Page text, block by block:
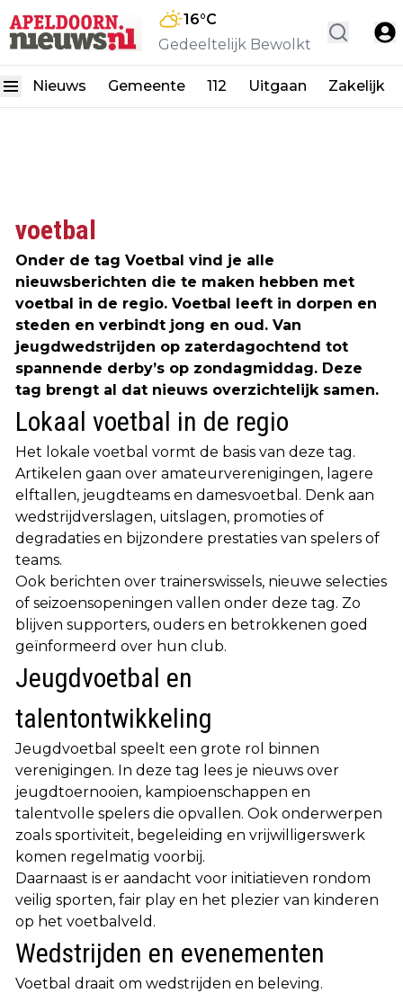
16°C
Gedeeltelijk Bewolkt
Nieuws Gemeente 112 Uitgaan Zakelijk
voetbal
Onder de tag Voetbal vind je alle
nieuwsberichten die te maken hebben met
voetbal in de regio. Voetbal leeft in dorpen en
steden en verbindt jong en oud. Van
jeugdwedstrijden op zaterdagochtend tot
spannende derby’s op zondagmiddag. Deze
tag brengt al dat nieuws overzichtelijk samen.
Lokaal voetbal in de regio
Het lokale voetbal vormt de basis van deze tag.
Artikelen gaan over amateurverenigingen, lagere
elftallen, jeugdteams en damesvoetbal. Denk aan
wedstrijdverslagen, uitslagen, promoties of
degradaties en bijzondere prestaties van spelers of
teams.
Ook berichten over trainerswissels, nieuwe selecties
of seizoensopeningen vallen onder deze tag. Zo
blijven supporters, ouders en betrokkenen goed
geïnformeerd over hun club.
Jeugdvoetbal en
talentontwikkeling
Jeugdvoetbal speelt een grote rol binnen
verenigingen. In deze tag lees je nieuws over
jeugdtoernooien, kampioenschappen en
talentvolle spelers die opvallen. Ook onderwerpen
zoals sportiviteit, begeleiding en vrijwilligerswerk
komen regelmatig voorbij.
Daarnaast is er aandacht voor initiatieven rondom
veilig sporten, fair play en het plezier van kinderen
op het voetbalveld.
Wedstrijden en evenementen
Voetbal draait om wedstrijden en beleving.